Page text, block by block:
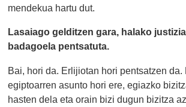
mendekua hartu dut.
Lasaiago gelditzen gara, halako
badagoela pentsatuta.
Bai, hori da. Erlijiotan hori pentsatzen da.
egiptoarren asunto hori ere, egiazko
hasten dela eta orain bizi dugun bizitza